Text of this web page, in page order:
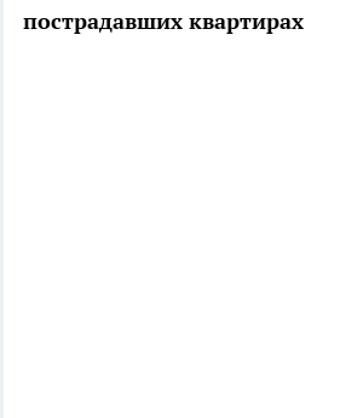
пострадавших квартирах